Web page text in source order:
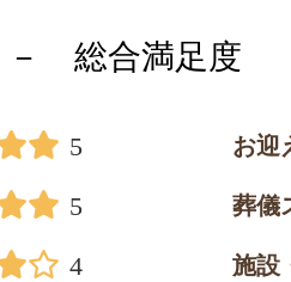
－ 総合満足度
5 お迎
5 葬儀
4 施設